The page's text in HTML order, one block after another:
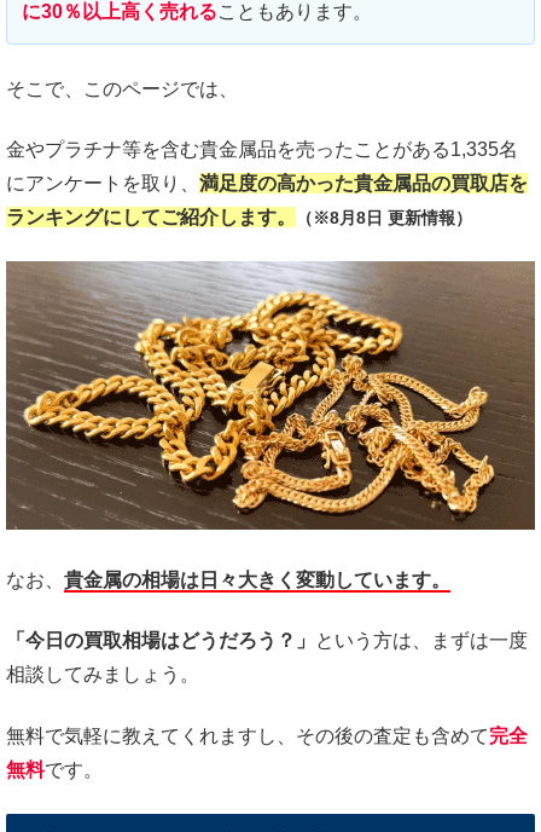
に30％以上高く売れることもあります。
そこで、このページでは、
金やプラチナ等を含む貴金属品を売ったことがある1,335名
にアンケートを取り、 満足度の高かった貴金属品の買取店を
ランキングにしてご紹介します。
（※8月8日 更新情報）
なお、 貴金属の相場は日々大きく変動しています。
「今日の買取相場はどうだろう？」
という方は、まずは一度
相談してみましょう。
無料で気軽に教えてくれますし、その後の査定も含めて完全
無料です。